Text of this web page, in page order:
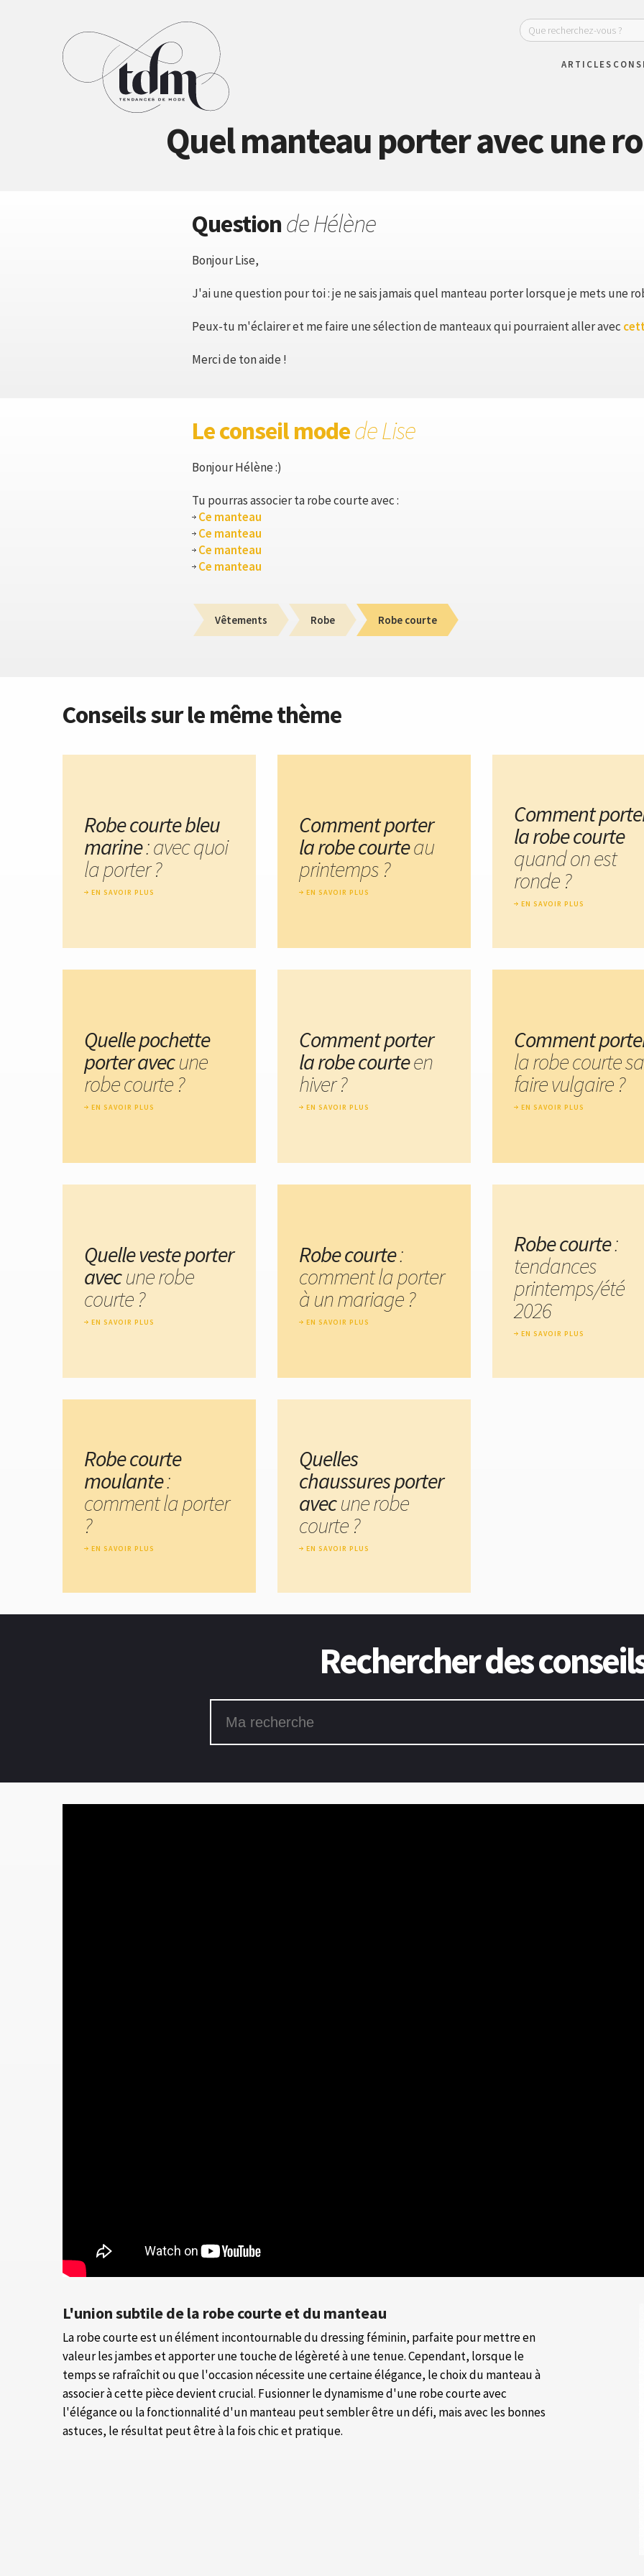
ARTICLES
Quel manteau porter avec une
Questionde Hélène
Bonjour Lise,
J'ai une question pour toi : je ne sais jamais quel manteau porter lorsque je mets une
Peux-tu m'éclairer et me faire une sélection de manteaux qui pourraient aller avec
Merci de ton aide !
Le conseil modede Lise
Bonjour Hélène :)
Tu pourras associer ta robe courte avec :
Ce manteau
Ce manteau
Ce manteau
Ce manteau
Vêtements Robe Robe courte
L'union subtile de la robe courte et du manteau
La robe courte est un élément incontournable du dressing féminin, parfaite pour mettre en
valeur les jambes et apporter une touche de légèreté à une tenue. Cependant, lorsque le
temps se rafraîchit ou que l'occasion nécessite une certaine élégance, le choix du manteau à
associer à cette pièce devient crucial. Fusionner le dynamisme d'une robe courte avec
l'élégance ou la fonctionnalité d'un manteau peut sembler être un défi, mais avec les bonnes
astuces, le résultat peut être à la fois chic et pratique.
Conseils sur le même thème
Robe courte bleu
marine: avec quoi
la porter ?
EN SAVOIR PLUS
Comment porter
la robe courteau
printemps ?
EN SAVOIR PLUS
Comment
la robe courte
quand on est
ronde ?
EN SAVOIR PLUS
Quelle pochette
porter avecune
robe courte ?
EN SAVOIR PLUS
Comment porter
la robe courteen
hiver ?
EN SAVOIR PLUS
Comment
la robe courte
faire vulgaire ?
EN SAVOIR PLUS
Quelle veste porter
avecune robe
courte ?
EN SAVOIR PLUS
Robe courte:
comment la porter
à un mariage ?
EN SAVOIR PLUS
Robe courte:
tendances
printemps/été
2026
EN SAVOIR PLUS
Robe courte
moulante:
comment la porter
?
EN SAVOIR PLUS
Quelles
chaussures porter
avecune robe
courte ?
EN SAVOIR PLUS
Rechercher des